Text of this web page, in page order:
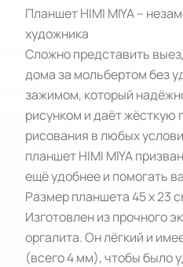
Планшет HIMI MIYA –
художника
Сложно представить
дома за мольбертом без
зажимом, который
рисунком и даёт жёсткую
рисования в любых
планшет HIMI MIYA
ещё удобнее и помогать
Размер планшета 45 х 23
Изготовлен из прочного
оргалита. Он лёгкий и
(всего 4 мм), чтобы было